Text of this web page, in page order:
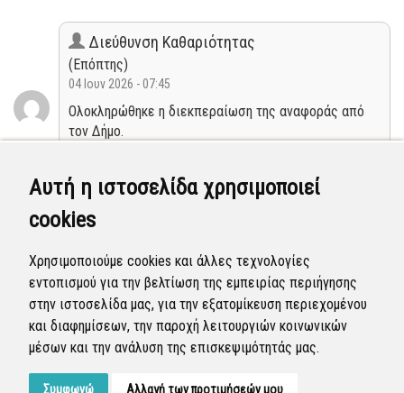
Αυτή η ιστοσελίδα χρησιμοποιεί
cookies
Χρησιμοποιούμε cookies και άλλες τεχνολογίες
εντοπισμού για την βελτίωση της εμπειρίας περιήγησης
στην ιστοσελίδα μας, για την εξατομίκευση περιεχομένου
και διαφημίσεων, την παροχή λειτουργιών κοινωνικών
μέσων και την ανάλυση της επισκεψιμότητάς μας.
Συμφωνώ Αλλαγή των προτιμήσεών μου
Διεύθυνση Καθαριότητας
(Επόπτης)
04 Ιουν 2026 - 07:45
Ολοκληρώθηκε η διεκπεραίωση της αναφοράς από
τον Δήμο.
Διεύθυνση Καθαριότητας
(Επόπτης)
28 Μαΐ 2026 - 03:56
Η αναφορά προγραμματίστηκε να επιλυθεί.
Προγραμματισμένη